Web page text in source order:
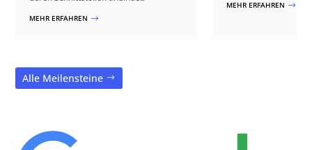
MEHR ERFAHREN $
MEHR ERFAHREN $
Alle Meilensteine